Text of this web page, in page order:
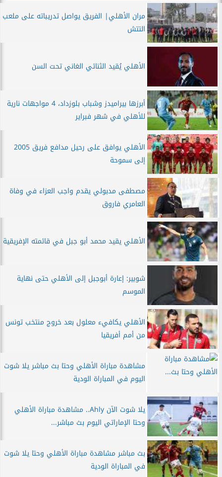
مران الأهلي| الفريق يواصل تدريباته على ملعب
التتش
الأهلي يُقيد الثنائي الغاني تحت السن
أبرزها بيراميدز وشباب بلوزداد، 4 مواجهات نارية
للأهلي في شهر فبراير
الأهلي يوافق على رحيل مدافع فريق 2005
إلى سموحة
مصطفى مدبولي يقدم واجب العزاء في وفاة
العامري فاروق
الأهلي يقيد محمد أبو جبل في قائمته الإفريقية
شوبير: إعارة أبوجبل إلى الأهلي حتى نهاية
الموسم
الأهلي يكافيء معلول بعد خروج منتخب تونس
من أمم أفريقيا
مشاهدة مباراة الأهلي وحتا بث مباشر يلا شوت
اليوم في المباراة الودية
يلا شوت الآن Ahly.. مشاهدة مباراة الأهلي
وحتا الإماراتي اليوم بث مباشر...
بث مباشر مشاهدة مباراة الأهلي وحتا يلا شوت
في المباراة الودية